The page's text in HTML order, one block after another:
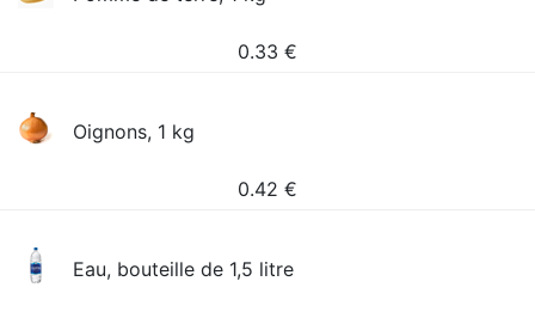
0.33 €
Oignons, 1 kg
0.42 €
Eau, bouteille de 1,5 litre